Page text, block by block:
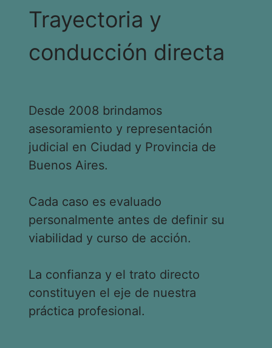
Trayectoria y
conducción directa
Desde 2008 brindamos
asesoramiento y representación
judicial en Ciudad y Provincia de
Buenos Aires.
Cada caso es evaluado
personalmente antes de definir su
viabilidad y curso de acción.
La confianza y el trato directo
constituyen el eje de nuestra
práctica profesional.